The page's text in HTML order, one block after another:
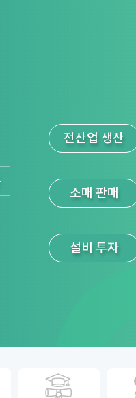
전산업 생산
소매 판매
설비 투자